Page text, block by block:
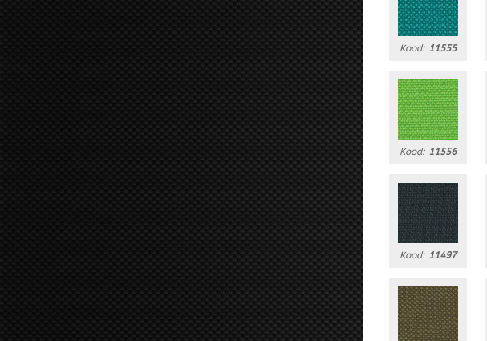
Kood: 11555
Kood: 11556
Kood: 11497